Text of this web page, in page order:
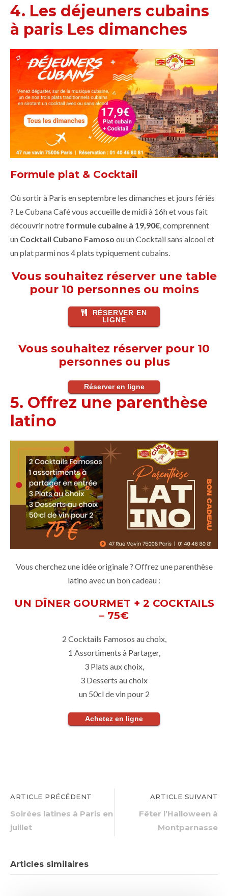
4. Les déjeuners cubains
à paris Les dimanches
Formule plat & Cocktail
Où sortir à Paris en septembre les dimanches et jours fériés
? Le Cubana Café vous accueille de midi à 16h et vous fait
découvrir notre formule cubaine à 19,90€ , comprennent
un Cocktail Cubano Famoso ou un Cocktail sans alcool et
un plat parmi nos 4 plats typiquement cubains.
Vous souhaitez réserver une table
pour 10 personnes ou moins
RÉSERVER EN
LIGNE
Vous souhaitez réserver pour 10
personnes ou plus
Réserver en ligne
5. Offrez une parenthèse
latino
Vous cherchez une idée originale ? Offrez une parenthèse
latino avec un bon cadeau :
UN DÎNER GOURMET + 2 COCKTAILS
– 75€
2 Cocktails Famosos au choix,
1 Assortiments à Partager,
3 Plats aux choix,
3 Desserts au choix
un 50cl de vin pour 2
Achetez en ligne
ARTICLE PRÉCÉDENT
Soirées latines à Paris en
juillet
ARTICLE SUIVANT
Fêter l’Halloween à
Montparnasse
Articles similaires